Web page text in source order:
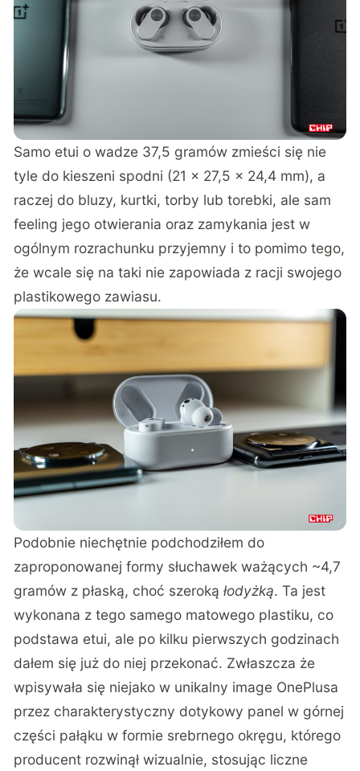
Samo etui o wadze 37,5 gramów zmieści się nie
tyle do kieszeni spodni (21 x 27,5 x 24,4 mm), a
raczej do bluzy, kurtki, torby lub torebki, ale sam
feeling jego otwierania oraz zamykania jest w
ogólnym rozrachunku przyjemny i to pomimo tego,
że wcale się na taki nie zapowiada z racji swojego
plastikowego zawiasu.
Podobnie niechętnie podchodziłem do
zaproponowanej formy słuchawek ważących ~4,7
gramów z płaską, choć szerokąłodyżką. Ta jest
wykonana z tego samego matowego plastiku, co
podstawa etui, ale po kilku pierwszych godzinach
dałem się już do niej przekonać. Zwłaszcza że
wpisywała się niejako w unikalny image OnePlusa
przez charakterystyczny dotykowy panel w górnej
części pałąku w formie srebrnego okręgu, którego
producent rozwinął wizualnie, stosując liczne